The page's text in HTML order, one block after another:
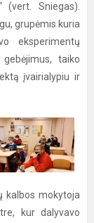
Sniegas).
grupėmis kuria
eksperimentų
taiko
įvairialypiu ir
kalbos mokytoja
kur dalyvavo